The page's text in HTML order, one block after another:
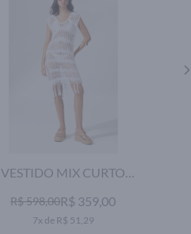
VESTIDO MIX CURTO
R$ 598,00R$ 359,00
7x de R$ 51,29